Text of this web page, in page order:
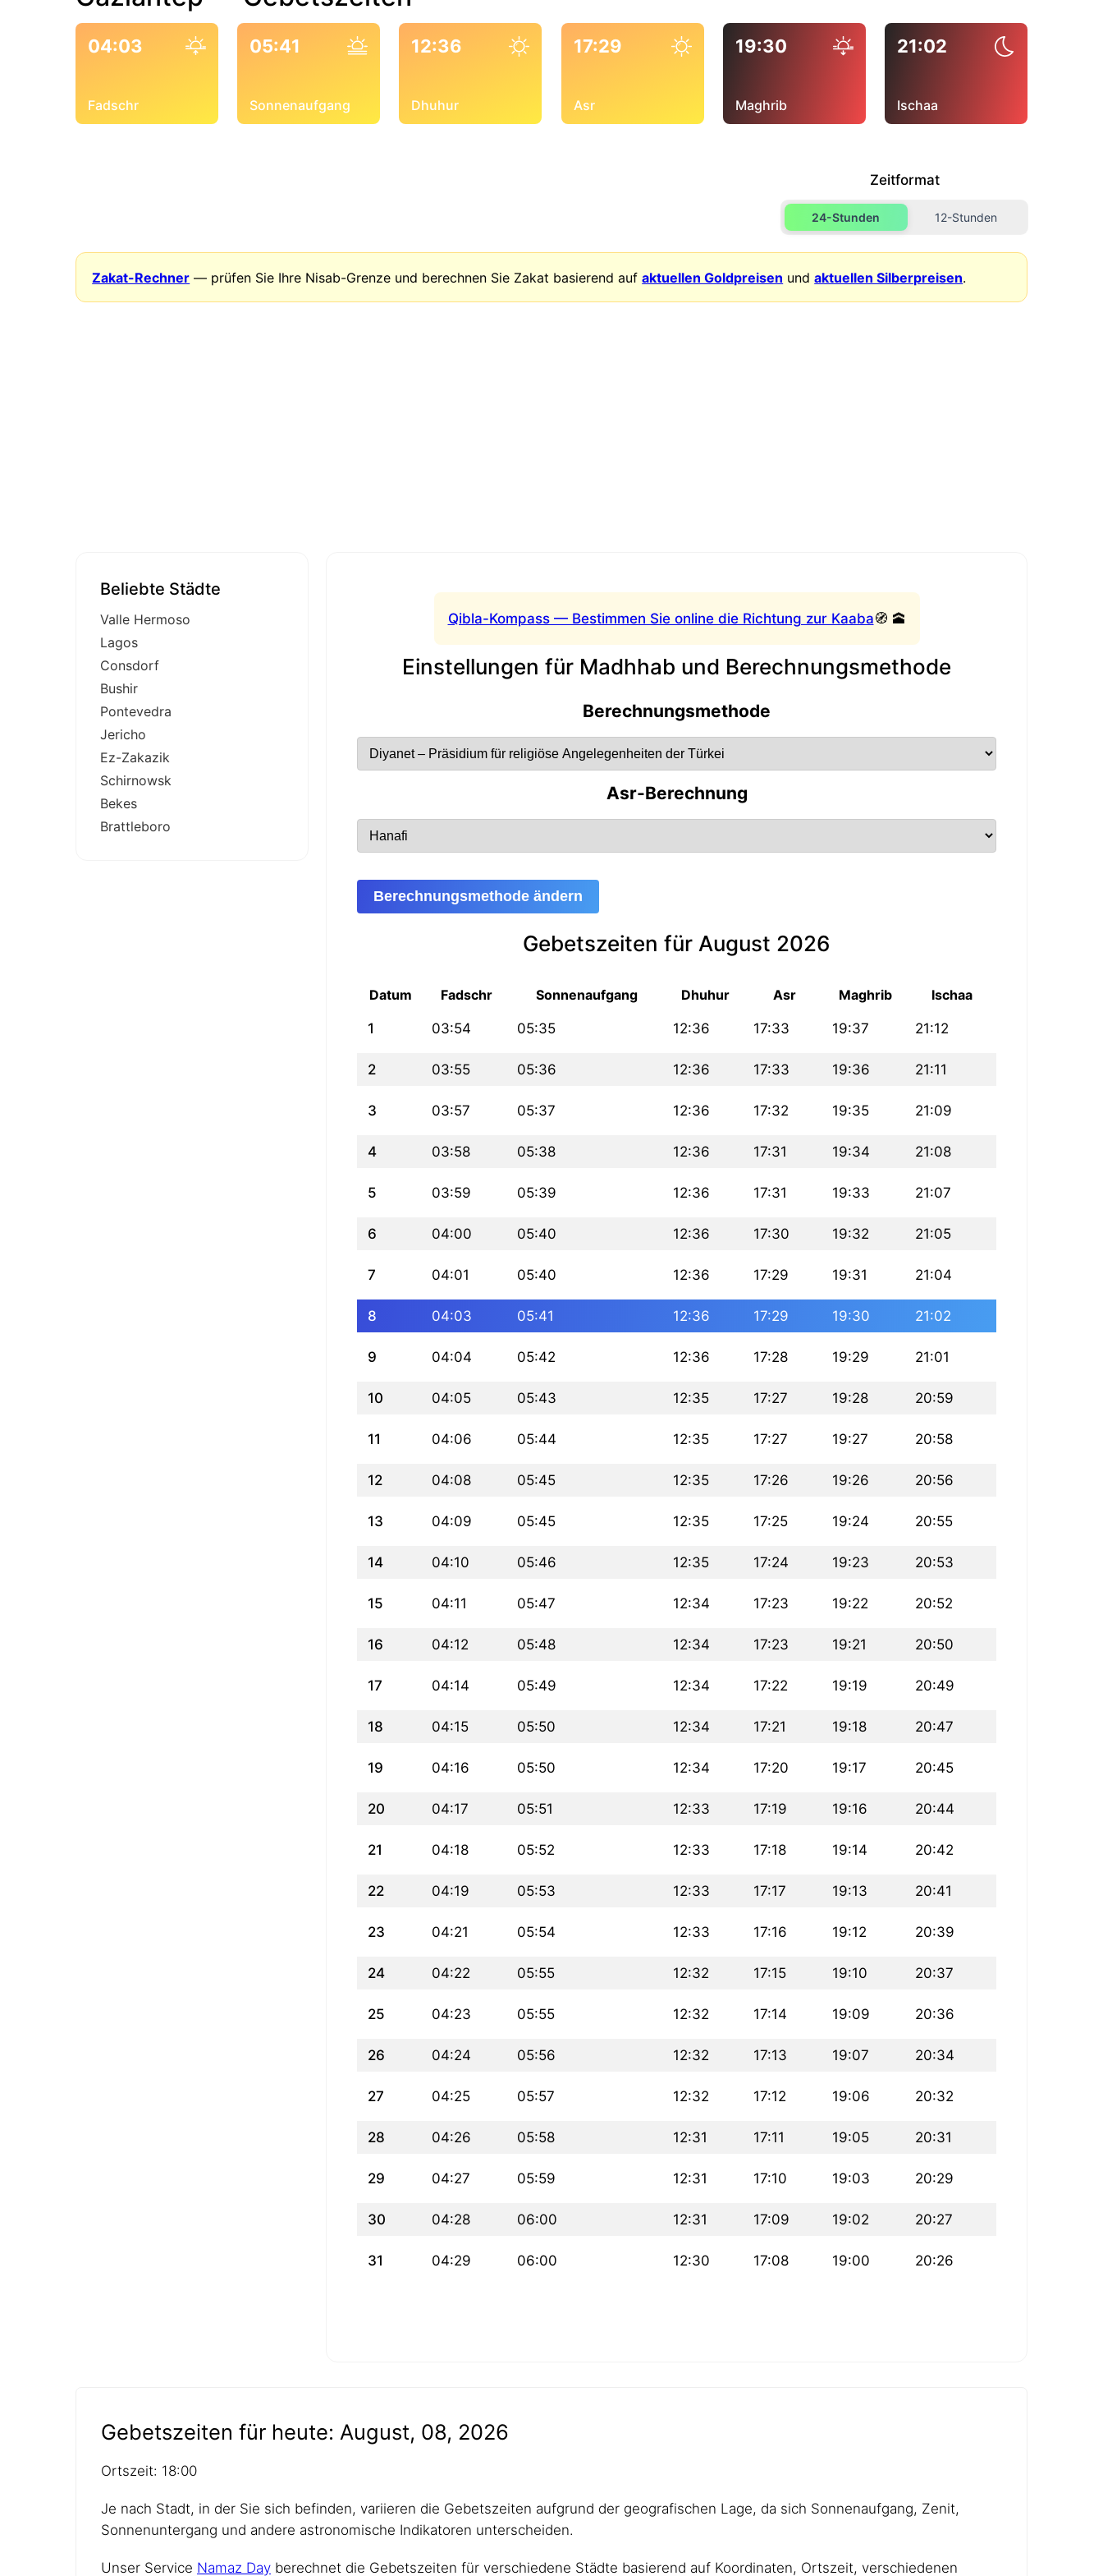
04:03
Fadschr
05:41
Sonnenaufgang
12:36
Dhuhur
17:29
Asr
19:30
Maghrib
21:02
Ischaa
Zeitformat
24-Stunden 12-Stunden
Zakat-Rechner — prüfen Sie Ihre Nisab-Grenze und berechnen Sie Zakat basierend aufaktuellen Goldpreisen undaktuellen Silberpreisen.
Qibla-Kompass — Bestimmen Sie online die Richtung zur Kaaba🧭 🕋
Einstellungen für Madhhab und Berechnungsmethode
Berechnungsmethode
Asr-Berechnung
Berechnungsmethode ändern
Gebetszeiten für August 2026
Datum Fadschr Sonnenaufgang Dhuhur Asr Maghrib Ischaa
1 03:54 05:35 12:36 17:33 19:37 21:12
2 03:55 05:36 12:36 17:33 19:36 21:11
3 03:57 05:37 12:36 17:32 19:35 21:09
4 03:58 05:38 12:36 17:31 19:34 21:08
5 03:59 05:39 12:36 17:31 19:33 21:07
6 04:00 05:40 12:36 17:30 19:32 21:05
7 04:01 05:40 12:36 17:29 19:31 21:04
8 04:03 05:41 12:36 17:29 19:30 21:02
9 04:04 05:42 12:36 17:28 19:29 21:01
10 04:05 05:43 12:35 17:27 19:28 20:59
11 04:06 05:44 12:35 17:27 19:27 20:58
12 04:08 05:45 12:35 17:26 19:26 20:56
13 04:09 05:45 12:35 17:25 19:24 20:55
14 04:10 05:46 12:35 17:24 19:23 20:53
15 04:11 05:47 12:34 17:23 19:22 20:52
16 04:12 05:48 12:34 17:23 19:21 20:50
17 04:14 05:49 12:34 17:22 19:19 20:49
18 04:15 05:50 12:34 17:21 19:18 20:47
19 04:16 05:50 12:34 17:20 19:17 20:45
20 04:17 05:51 12:33 17:19 19:16 20:44
21 04:18 05:52 12:33 17:18 19:14 20:42
22 04:19 05:53 12:33 17:17 19:13 20:41
23 04:21 05:54 12:33 17:16 19:12 20:39
24 04:22 05:55 12:32 17:15 19:10 20:37
25 04:23 05:55 12:32 17:14 19:09 20:36
26 04:24 05:56 12:32 17:13 19:07 20:34
27 04:25 05:57 12:32 17:12 19:06 20:32
28 04:26 05:58 12:31 17:11 19:05 20:31
29 04:27 05:59 12:31 17:10 19:03 20:29
30 04:28 06:00 12:31 17:09 19:02 20:27
31 04:29 06:00 12:30 17:08 19:00 20:26
Beliebte Städte
Valle Hermoso
Lagos
Consdorf
Bushir
Pontevedra
Jericho
Ez-Zakazik
Schirnowsk
Bekes
Brattleboro
Gebetszeiten für heute: August, 08, 2026
Ortszeit: 18:00
Je nach Stadt, in der Sie sich befinden, variieren die Gebetszeiten aufgrund der geografischen Lage, da sich Sonnenaufgang, Zenit,
Sonnenuntergang und andere astronomische Indikatoren unterscheiden.
Unser Service Namaz Day berechnet die Gebetszeiten für verschiedene Städte basierend auf Koordinaten, Ortszeit, verschiedenen